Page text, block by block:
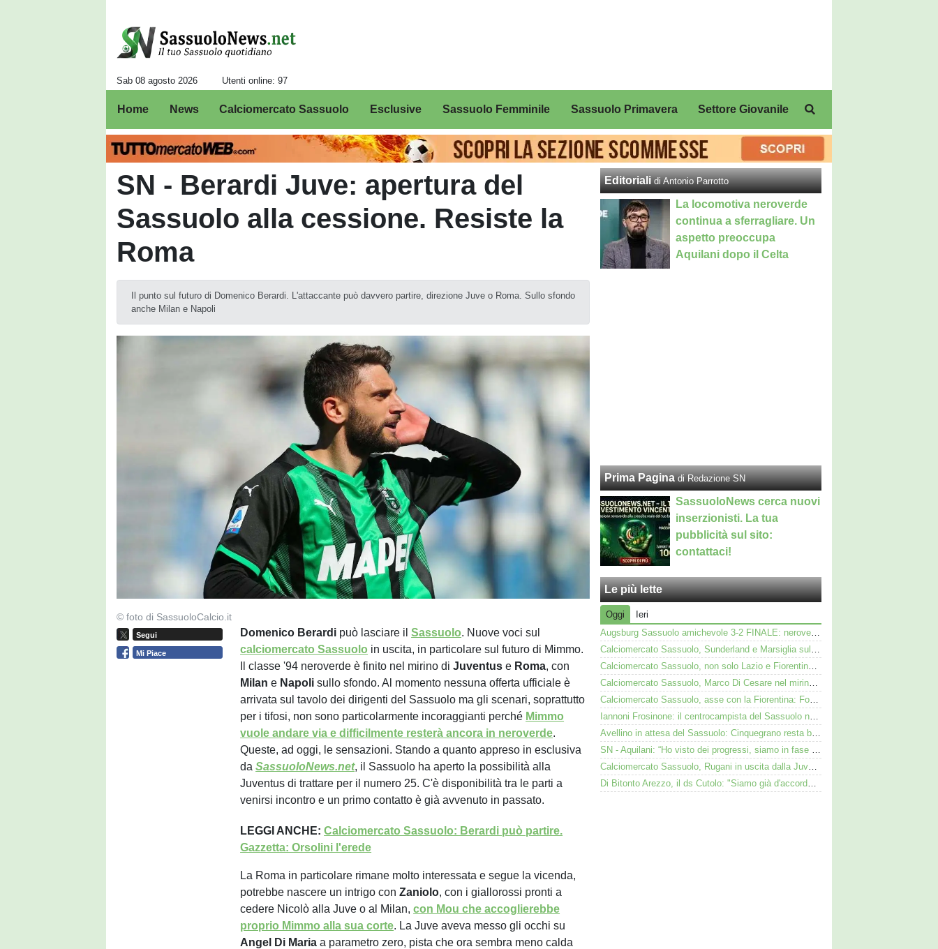
Sab 08 agosto 2026 Utenti online: 97
Home News Calciomercato Sassuolo Esclusive Sassuolo Femminile Sassuolo Primavera Settore Giovanile
SN - Berardi Juve: apertura del
Sassuolo alla cessione. Resiste la
Roma
Il punto sul futuro di Domenico Berardi. L'attaccante può davvero partire, direzione Juve o Roma. Sullo sfondo
anche Milan e Napoli
© foto di SassuoloCalcio.it
Segui
Mi Piace
Domenico Berardi può lasciare ilSassuolo. Nuove voci sul
calciomercato Sassuolo in uscita, in particolare sul futuro di Mimmo.
Il classe '94 neroverde è finito nel mirino diJuventus e Roma, con
Milan e Napoli sullo sfondo. Al momento nessuna offerta ufficiale è
arrivata sul tavolo dei dirigenti del Sassuolo ma gli scenari, soprattutto
per i tifosi, non sono particolarmente incoraggianti perché Mimmo
vuole andare via e difficilmente resterà ancora in neroverde.
Queste, ad oggi, le sensazioni. Stando a quanto appreso in esclusiva
daSassuoloNews.net, il Sassuolo ha aperto la possibilità alla
Juventus di trattare per il numero 25. C'è disponibilità tra le parti a
venirsi incontro e un primo contatto è già avvenuto in passato.
LEGGI ANCHE:Calciomercato Sassuolo: Berardi può partire.
Gazzetta: Orsolini l'erede
La Roma in particolare rimane molto interessata e segue la vicenda,
potrebbe nascere un intrigo conZaniolo, con i giallorossi pronti a
cedere Nicolò alla Juve o al Milan,con Mou che accoglierebbe
proprio Mimmo alla sua corte. La Juve aveva messo gli occhi su
Angel Di Maria a parametro zero, pista che ora sembra meno calda
Editoriali di Antonio Parrotto
La locomotiva neroverde
continua a sferragliare. Un
aspetto preoccupa
Aquilani dopo il Celta
Prima Pagina di Redazione SN
SassuoloNews cerca nuovi
inserzionisti. La tua
pubblicità sul sito:
contattaci!
Le più lette
Oggi
Ieri
Augsburg Sassuolo amichevole 3-2 FINALE: neroverdi ko anche in Germania
Calciomercato Sassuolo, Sunderland e Marsiglia sulle tracce di Josh Doig
Calciomercato Sassuolo, non solo Lazio e Fiorentina: il Bologna su Pinamonti, Sartori era al Ricci
Calciomercato Sassuolo, Marco Di Cesare nel mirino: Palmieri sul centrale del Racing Avellaneda
Calciomercato Sassuolo, asse con la Fiorentina: Fortini nel mirino, Thorstvedt e Fabbian sul tavolo
Iannoni Frosinone: il centrocampista del Sassuolo nel mirino dei ciociari
Avellino in attesa del Sassuolo: Cinquegrano resta bloccato da Aquilani
SN - Aquilani: “Ho visto dei progressi, siamo in fase di costruzione”
Calciomercato Sassuolo, Rugani in uscita dalla Juve: Palmieri sfida il Monza
Di Bitonto Arezzo, il ds Cutolo: "Siamo già d'accordo col Sassuolo"